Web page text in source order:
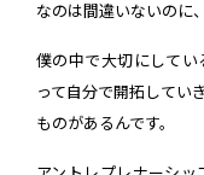
なのは間違いないのに
僕の中で大切にして
って自分で開拓してい
ものがあるんです。